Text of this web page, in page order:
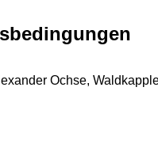
Ochse,